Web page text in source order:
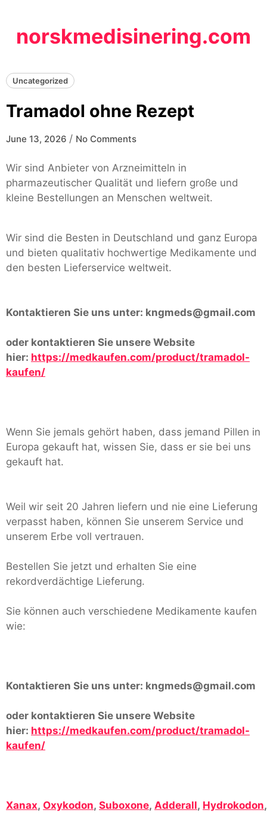
contentnorskmedisinering.com
Uncategorized
Tramadol ohne Rezept
June 13, 2026 / No Comments
Wir sind Anbieter von Arzneimitteln in
pharmazeutischer Qualität und liefern große und
kleine Bestellungen an Menschen weltweit.
Wir sind die Besten in Deutschland und ganz Europa
und bieten qualitativ hochwertige Medikamente und
den besten Lieferservice weltweit.
Kontaktieren Sie uns unter: kngmeds@gmail.com
oder kontaktieren Sie unsere Website
hier: https://medkaufen.com/product/tramadol-
kaufen/
Wenn Sie jemals gehört haben, dass jemand Pillen in
Europa gekauft hat, wissen Sie, dass er sie bei uns
gekauft hat.
Weil wir seit 20 Jahren liefern und nie eine Lieferung
verpasst haben, können Sie unserem Service und
unserem Erbe voll vertrauen.
Bestellen Sie jetzt und erhalten Sie eine
rekordverdächtige Lieferung.
Sie können auch verschiedene Medikamente kaufen
wie:
Kontaktieren Sie uns unter: kngmeds@gmail.com
oder kontaktieren Sie unsere Website
hier: https://medkaufen.com/product/tramadol-
kaufen/
Xanax, Oxykodon, Suboxone, Adderall, Hydrokodon